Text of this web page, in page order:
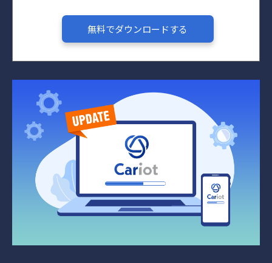
無料でダウンロードする